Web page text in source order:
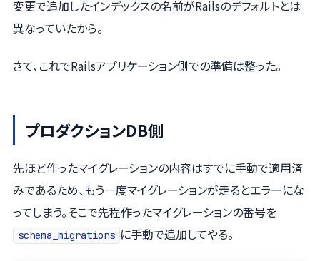
変更で追加したインデックスの名前がRailsのデフォルトとは
異なっていたから。
さて、これでRailsアプリケーション側での準備は整った。
プロダクションDB側
先ほど作ったマイグレーションの内容はすでに手動で適用済
みであるため、もう一度マイグレーションが走るとエラーにな
ってしまう。そこで先程作ったマイグレーションの番号を
schema_migrations に手動で追加してやる。